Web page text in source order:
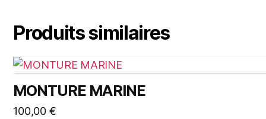
Produits similaires
MONTURE MARINE
100,00 €